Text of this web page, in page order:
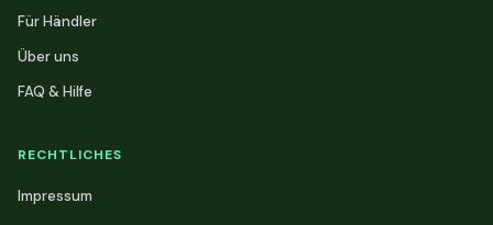
Für Händler
Über uns
FAQ & Hilfe
RECHTLICHES
Impressum